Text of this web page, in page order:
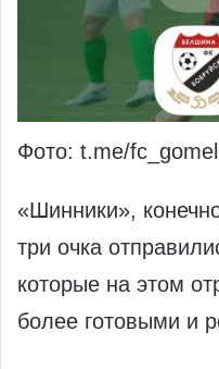
Фото: t.me/
«Шинники»,
три очка
которые на этом
более готовыми и